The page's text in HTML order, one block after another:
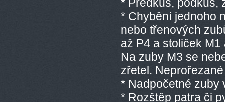
* Předkus, podkus,
* Chybění jednoho
nebo třenových
až P4 a stoliček
Na zuby M3 se
zřetel.
* Nadpočetné zuby
* Rozštěp patra či